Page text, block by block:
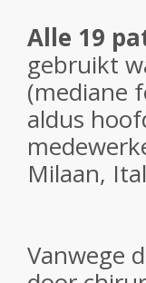
Alle 19
gebruikt
(mediane
aldus
Milaan,
Vanwege